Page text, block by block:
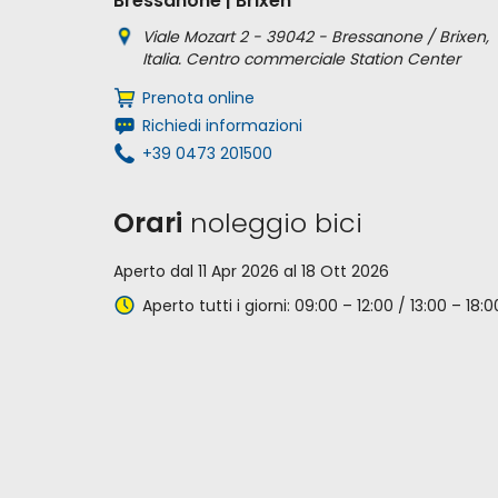
Viale Mozart 2 - 39042 - Bressanone / Brixen,
Italia. Centro commerciale Station Center
Prenota online
Richiedi informazioni
+39 0473 201500
Orari noleggio bici
Aperto dal 11 Apr 2026 al 18 Ott 2026
Aperto tutti i giorni: 09:00 – 12:00 / 13:00 –